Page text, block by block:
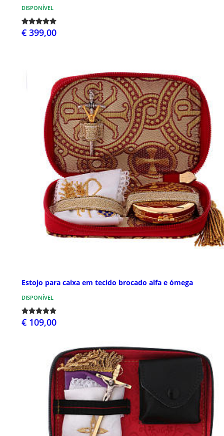
DISPONÍVEL
€ 399,00
Estojo para caixa em tecido brocado alfa e ómega
DISPONÍVEL
€ 109,00